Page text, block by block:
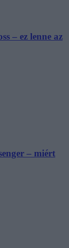
– ez lenne az
– miért